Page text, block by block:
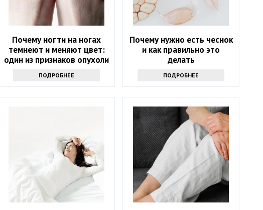
Почему ногти на ногах
темнеют и меняют цвет:
один из признаков опухоли
ПОДРОБНЕЕ
Почему нужно есть чеснок
и как правильно это
делать
ПОДРОБНЕЕ